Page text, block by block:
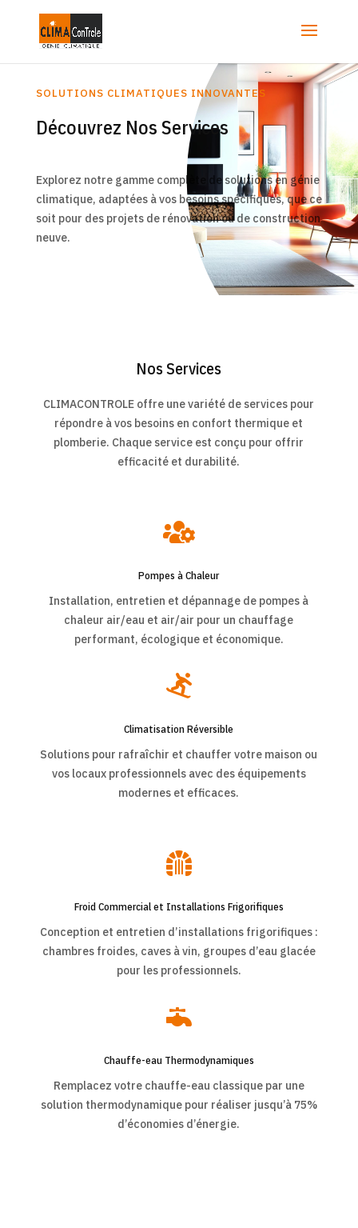
SOLUTIONS CLIMATIQUES INNOVANTES
Découvrez Nos Services
Explorez notre gamme complète de solutions en génie
climatique, adaptées à vos besoins spécifiques, que ce
soit pour des projets de rénovation ou de construction
neuve.
Nos Services
CLIMACONTROLE offre une variété de services pour
répondre à vos besoins en confort thermique et
plomberie. Chaque service est conçu pour offrir
efficacité et durabilité.

Pompes à Chaleur
Installation, entretien et dépannage de pompes à
chaleur air/eau et air/air pour un chauffage
performant, écologique et économique.

Climatisation Réversible
Solutions pour rafraîchir et chauffer votre maison ou
vos locaux professionnels avec des équipements
modernes et efficaces.

Froid Commercial et Installations Frigorifiques
Conception et entretien d’installations frigorifiques :
chambres froides, caves à vin, groupes d’eau glacée
pour les professionnels.

Chauffe-eau Thermodynamiques
Remplacez votre chauffe-eau classique par une
solution thermodynamique pour réaliser jusqu’à 75%
d’économies d’énergie.